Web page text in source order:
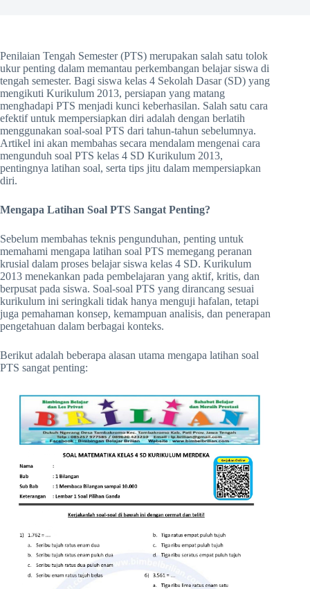
Penilaian Tengah Semester (PTS) merupakan salah satu tolok
ukur penting dalam memantau perkembangan belajar siswa di
tengah semester. Bagi siswa kelas 4 Sekolah Dasar (SD) yang
mengikuti Kurikulum 2013, persiapan yang matang
menghadapi PTS menjadi kunci keberhasilan. Salah satu cara
efektif untuk mempersiapkan diri adalah dengan berlatih
menggunakan soal-soal PTS dari tahun-tahun sebelumnya.
Artikel ini akan membahas secara mendalam mengenai cara
mengunduh soal PTS kelas 4 SD Kurikulum 2013,
pentingnya latihan soal, serta tips jitu dalam mempersiapkan
diri.
Mengapa Latihan Soal PTS Sangat Penting?
Sebelum membahas teknis pengunduhan, penting untuk
memahami mengapa latihan soal PTS memegang peranan
krusial dalam proses belajar siswa kelas 4 SD. Kurikulum
2013 menekankan pada pembelajaran yang aktif, kritis, dan
berpusat pada siswa. Soal-soal PTS yang dirancang sesuai
kurikulum ini seringkali tidak hanya menguji hafalan, tetapi
juga pemahaman konsep, kemampuan analisis, dan penerapan
pengetahuan dalam berbagai konteks.
Berikut adalah beberapa alasan utama mengapa latihan soal
PTS sangat penting: